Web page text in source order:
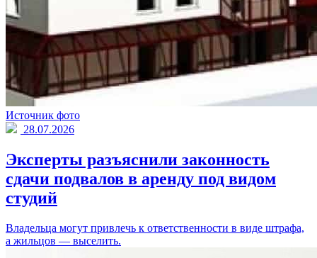
Источник фото
28.07.2026
Эксперты разъяснили законность
сдачи подвалов в аренду под видом
студий
Владельца могут привлечь к ответственности в виде штрафа,
а жильцов — выселить.